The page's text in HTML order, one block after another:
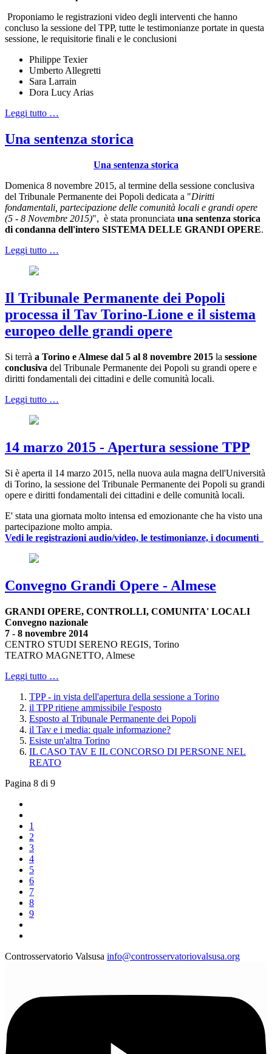
Proponiamo le registrazioni video degli interventi che hanno
concluso la sessione del TPP, tutte le testimonianze portate in questa
sessione, le requisitorie finali e le conclusioni
Philippe Texier
Umberto Allegretti
Sara Larrain
Dora Lucy Arias
Leggi tutto …
Una sentenza storica
Una sentenza storica
Domenica 8 novembre 2015, al termine della sessione conclusiva
del Tribunale Permanente dei Popoli dedicata a "Diritti
fondamentali, partecipazione delle comunità locali e grandi opere
(5 - 8 Novembre 2015)", è stata pronunciata una sentenza storica
di condanna dell'intero SISTEMA DELLE GRANDI OPERE.
Leggi tutto …
Il Tribunale Permanente dei Popoli
processa il Tav Torino-Lione e il sistema
europeo delle grandi opere
Si terrà a Torino e Almese dal 5 al 8 novembre 2015 la sessione
conclusiva del Tribunale Permanente dei Popoli su grandi opere e
diritti fondamentali dei cittadini e delle comunità locali.
Leggi tutto …
14 marzo 2015 - Apertura sessione TPP
Si è aperta il 14 marzo 2015, nella nuova aula magna dell'Università
di Torino, la sessione del Tribunale Permanente dei Popoli su grandi
opere e diritti fondamentali dei cittadini e delle comunità locali.
E' stata una giornata molto intensa ed emozionante che ha visto una
partecipazione molto ampia.
Vedi le registrazioni audio/video, le testimonianze, i documenti
Convegno Grandi Opere - Almese
GRANDI OPERE, CONTROLLI, COMUNITA' LOCALI
Convegno nazionale
7 - 8 novembre 2014
CENTRO STUDI SERENO REGIS, Torino
TEATRO MAGNETTO, Almese
Leggi tutto …
TPP - in vista dell'apertura della sessione a Torino
il TPP ritiene ammissibile l'esposto
Esposto al Tribunale Permanente dei Popoli
il Tav e i media: quale informazione?
Esiste un'altra Torino
IL CASO TAV E IL CONCORSO DI PERSONE NEL
REATO
Pagina 8 di 9
1
2
3
4
5
6
7
8
9
Controsservatorio Valsusa info@controsservatoriovalsusa.org